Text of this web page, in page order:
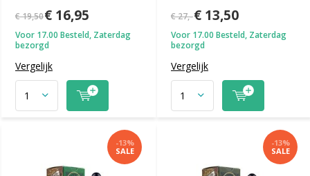
€ 19,50€ 16,95
Voor 17.00 Besteld, Zaterdag
bezorgd
Vergelijk
€ 27,-€ 13,50
Voor 17.00 Besteld, Zaterdag
bezorgd
Vergelijk
-13%
SALE
-13%
SALE